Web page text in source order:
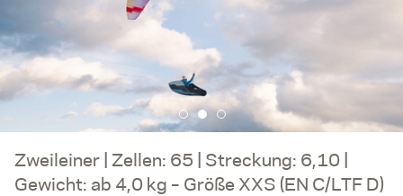
Zweileiner | Zellen: 65 | Streckung: 6,10 |
Gewicht: ab 4,0 kg – Größe XXS (EN C/LTF D)